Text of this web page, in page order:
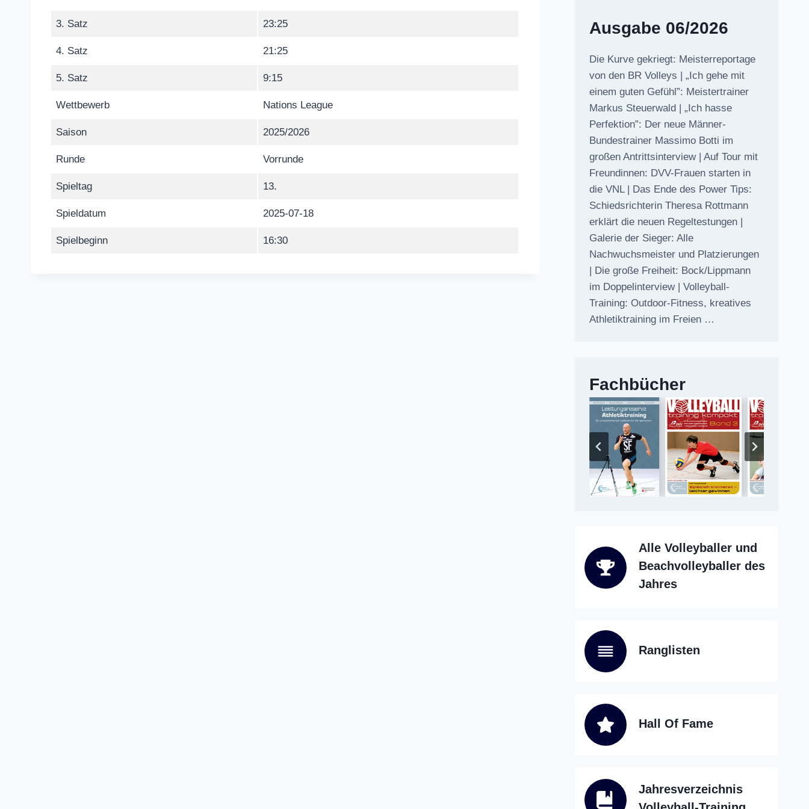
3. Satz 23:25
4. Satz 21:25
5. Satz 9:15
Wettbewerb Nations League
Saison 2025/2026
Runde Vorrunde
Spieltag 13.
Spieldatum 2025-07-18
Spielbeginn 16:30
Ausgabe 06/2026
Die Kurve gekriegt: Meisterreportage
von den BR Volleys | „Ich gehe mit
einem guten Gefühl”: Meistertrainer
Markus Steuerwald | „Ich hasse
Perfektion”: Der neue Männer-
Bundestrainer Massimo Botti im
großen Antrittsinterview | Auf Tour mit
Freundinnen: DVV-Frauen starten in
die VNL | Das Ende des Power Tips:
Schiedsrichterin Theresa Rottmann
erklärt die neuen Regeltestungen |
Galerie der Sieger: Alle
Nachwuchsmeister und Platzierungen
| Die große Freiheit: Bock/Lippmann
im Doppelinterview | Volleyball-
Training: Outdoor-Fitness, kreatives
Athletiktraining im Freien …
Fachbücher
Alle Volleyballer und
Beachvolleyballer des
Jahres
Ranglisten
Hall Of Fame
Jahresverzeichnis